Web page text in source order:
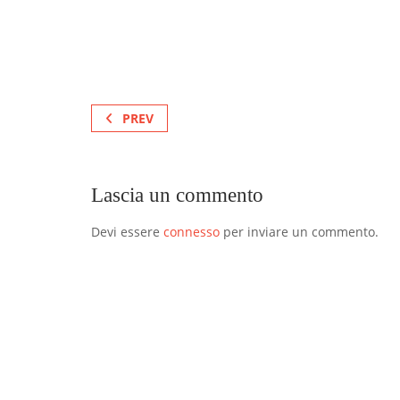
PREV
Lascia un commento
Devi essere connesso per inviare un commento.